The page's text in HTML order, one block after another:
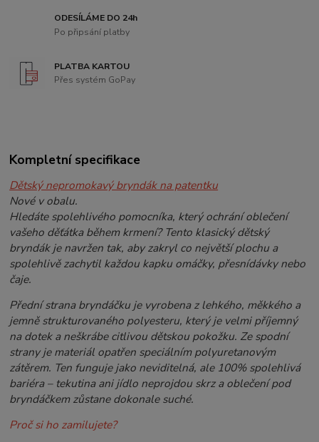
ODESÍLÁME DO 24h
Po připsání platby
PLATBA KARTOU
Přes systém GoPay
Kompletní specifikace
Dětský nepromokavý bryndák na patentku
Nové v obalu.
Hledáte spolehlivého pomocníka, který ochrání oblečení
vašeho děťátka během krmení? Tento klasický dětský
bryndák je navržen tak, aby zakryl co největší plochu a
spolehlivě zachytil každou kapku omáčky, přesnídávky nebo
čaje.
Přední strana bryndáčku je vyrobena z lehkého, měkkého a
jemně strukturovaného polyesteru, který je velmi příjemný
na dotek a neškrábe citlivou dětskou pokožku. Ze spodní
strany je materiál opatřen speciálním polyuretanovým
zátěrem. Ten funguje jako neviditelná, ale 100% spolehlivá
bariéra – tekutina ani jídlo neprojdou skrz a oblečení pod
bryndáčkem zůstane dokonale suché.
Proč si ho zamilujete?